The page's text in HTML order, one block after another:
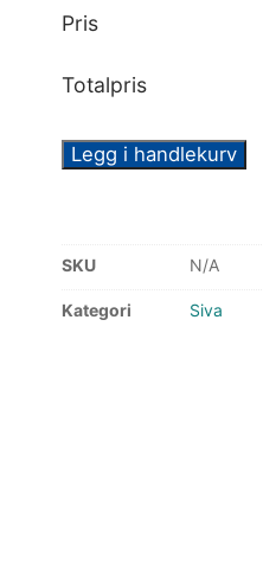
Pris
Totalpris
Legg i handlekurv
SKU N/A
Kategori Siva